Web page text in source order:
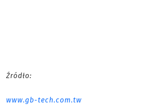
Źródło:
www.gb-tech.com.tw